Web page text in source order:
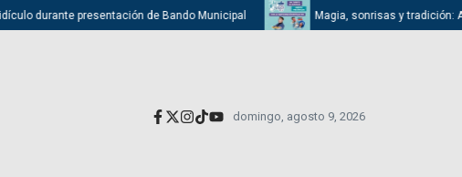
durante presentación de Bando Municipal Magia, sonrisas y tradición:
domingo, agosto 9, 2026